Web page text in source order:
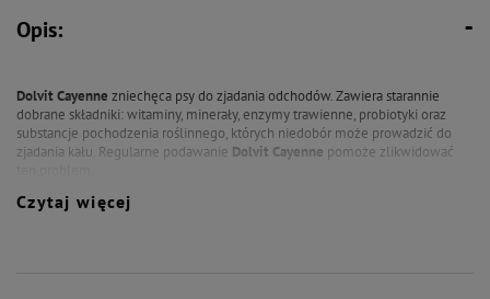
Opis:
Dolvit Cayenne zniechęca psy do zjadania odchodów.Zawiera starannie
dobrane składniki: witaminy, minerały, enzymy trawienne, probiotyki oraz
substancje pochodzenia roślinnego, których niedobór może prowadzić do
zjadania kału. Regularne podawanie Dolvit Cayenne pomoże zlikwidować
Czytaj więcej